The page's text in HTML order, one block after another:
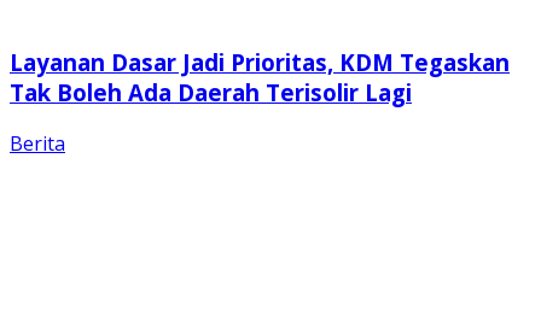
Layanan Dasar Jadi Prioritas, KDM Tegaskan
Tak Boleh Ada Daerah Terisolir Lagi
Berita